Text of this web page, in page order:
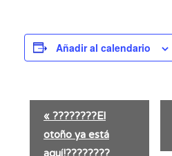
Añadir al calendario
N
« ????????El
otoño ya está
aquí!????????